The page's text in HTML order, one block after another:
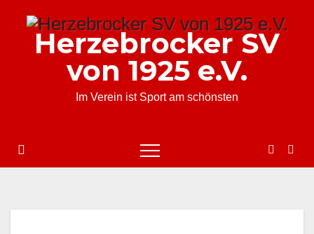
springenHerzebrocker SV
von 1925 e.V.
Im Verein ist Sport am schönsten